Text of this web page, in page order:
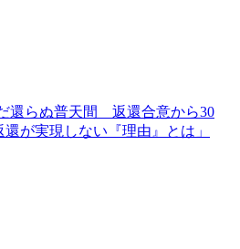
還らぬ普天間 返還合意から30
が実現しない『理由』とは」